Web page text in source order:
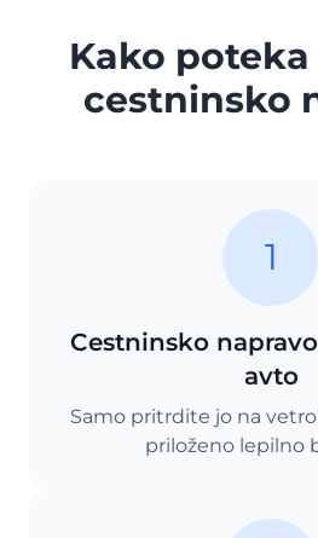
Kako
cestninsko
1
Cestninsko
avto
Samo pritrdite jo na
priloženo lepilno